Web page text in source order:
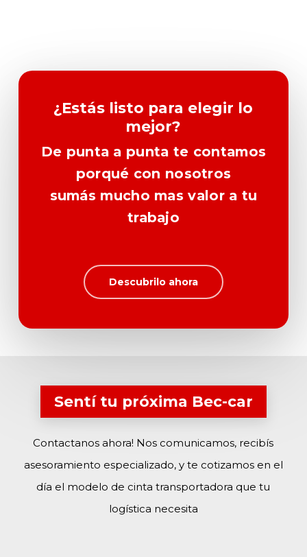
¿Estás listo para elegir lo
mejor?
De punta a punta te contamos
porqué con nosotros
sumás mucho mas valor a tu
trabajo
Descubrilo ahora
Sentí tu próxima Bec-car
Contactanos ahora! Nos comunicamos, recibís
asesoramiento especializado, y te cotizamos en el
día el modelo de cinta transportadora que tu
logística necesita